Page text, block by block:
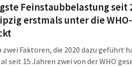
Feinstaubbelastung seit
erstmals unter die
zwei Faktoren, die 2020 dazu geführt
seit 15 Jahren zwei von der WHO